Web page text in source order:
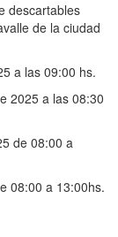
descartables
de la ciudad
a las 09:00 hs.
2025 a las 08:30
de 08:00 a
08:00 a 13:00hs.